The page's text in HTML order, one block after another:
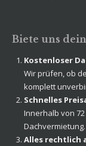
Biete uns
Kostenloser
Wir prüfen, ob
komplett
Schnelles
Innerhalb von
Dachvermietung.
Alles rechtlich